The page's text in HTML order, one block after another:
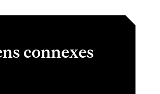
connexes